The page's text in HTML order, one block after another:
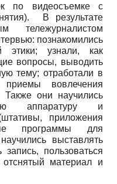
по видеосъемке с
В результате
тележурналистом
познакомились
этики; узнали, как
вопросы, выводить
тему; отработали в
приемы вовлечения
Также они научились
аппаратуру и
приложения
программы для
выставлять
пользоваться
материал и